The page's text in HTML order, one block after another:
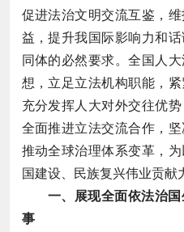
促进法治文明交流互鉴，
益，提升我国际影响力和
同体的必然要求。全国人
想，立足立法机构职能，
充分发挥人大对外交往优
全面推进立法交流合作，
推动全球治理体系变革，
国建设、民族复兴伟业贡献
一、展现全面依法治
事